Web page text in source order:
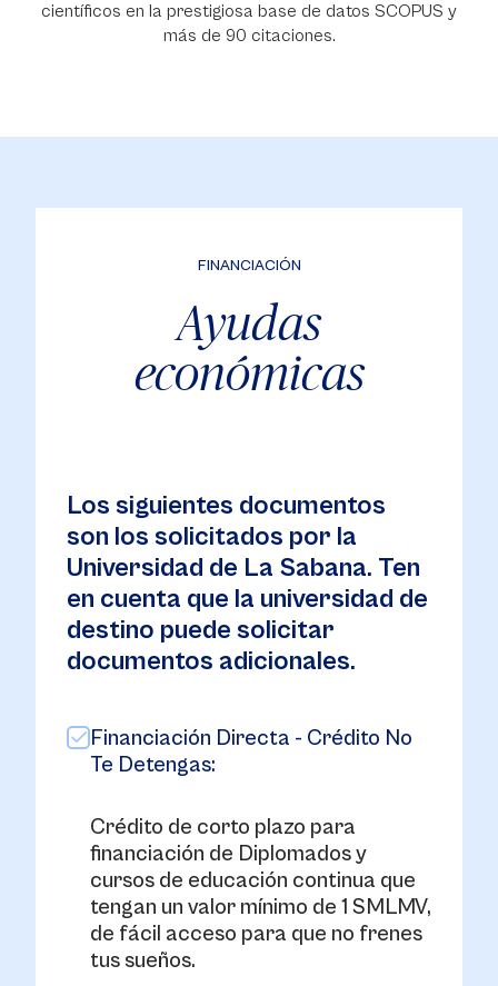
científicos en la prestigiosa base de datos SCOPUS y
más de 90 citaciones.
FINANCIACIÓN
Ayudas
económicas
Los siguientes documentos
son los solicitados por la
Universidad de La Sabana. Ten
en cuenta que la universidad de
destino puede solicitar
documentos adicionales.
Financiación Directa - Crédito No
Te Detengas:
Crédito de corto plazo para
financiación de Diplomados y
cursos de educación continua que
tengan un valor mínimo de 1 SMLMV,
de fácil acceso para que no frenes
tus sueños.